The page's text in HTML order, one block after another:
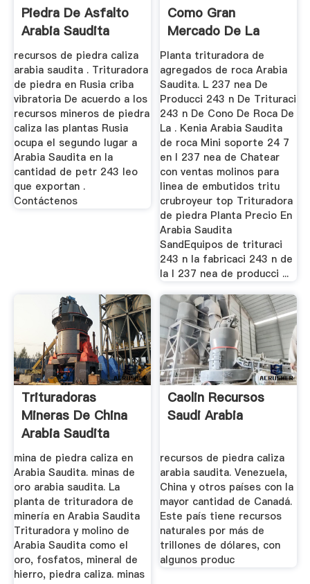
Piedra De Asfalto
Arabia Saudita
recursos de piedra caliza
arabia saudita . Trituradora
de piedra en Rusia criba
vibratoria De acuerdo a los
recursos mineros de piedra
caliza las plantas Rusia
ocupa el segundo lugar a
Arabia Saudita en la
cantidad de petr 243 leo
que exportan .
Contáctenos
Como Gran
Mercado De La
Trituradora De
Piedra
Planta trituradora de
agregados de roca Arabia
Saudita. L 237 nea De
Producci 243 n De Trituraci
243 n De Cono De Roca De
La . Kenia Arabia Saudita
de roca Mini soporte 24 7
en l 237 nea de Chatear
con ventas molinos para
linea de embutidos tritu
crubroyeur top Trituradora
de piedra Planta Precio En
Arabia Saudita
SandEquipos de trituraci
243 n la fabricaci 243 n de
la l 237 nea de producci ...
Trituradoras
Mineras De China
Arabia Saudita
mina de piedra caliza en
Arabia Saudita. minas de
oro arabia saudita. La
planta de trituradora de
minería en Arabia Saudita
Trituradora y molino de
Arabia Saudita como el
oro, fosfatos, mineral de
hierro, piedra caliza. minas
Caolin Recursos
Saudi Arabia
recursos de piedra caliza
arabia saudita. Venezuela,
China y otros países con la
mayor cantidad de Canadá.
Este país tiene recursos
naturales por más de
trillones de dólares, con
algunos produc